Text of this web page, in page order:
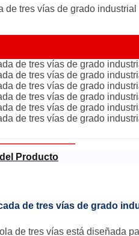
de tres vías de grado
Producto
de tres vías de grado
de tres vías está diseñada